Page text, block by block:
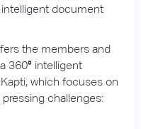
document
the members and
360° intelligent
which focuses on
challenges: